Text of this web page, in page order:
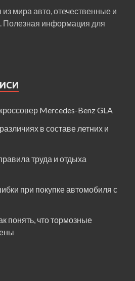
мира авто, отечественные и
Полезная информация для
Mercedes-Benz GLA
в составе летних и
труда и отдыха
при покупке автомобиля с
понять, что тормозные